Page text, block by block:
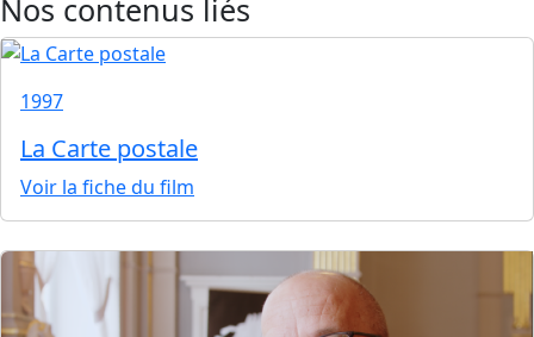
Nos contenus liés
1997
La Carte postale
Voir la fiche du film